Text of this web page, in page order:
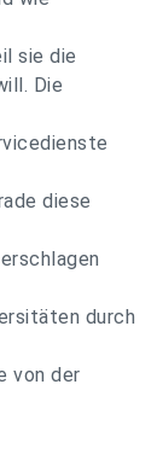
sie die
Die
diese
durch
von der